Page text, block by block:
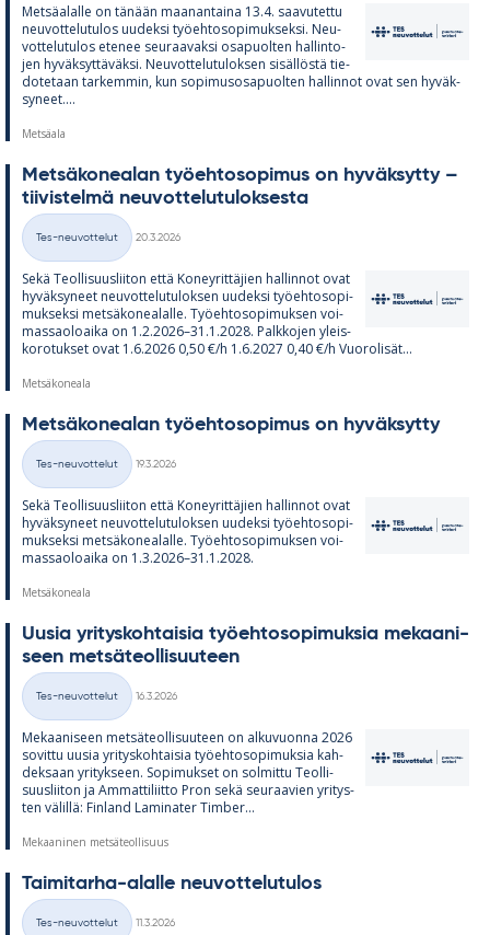
Met­sä­alalle on tä­nään maa­nan­taina 13.4. saa­vu­tettu
neu­vot­te­lu­tu­los uu­deksi työ­eh­to­so­pi­muk­seksi. Neu­
vot­te­lu­tu­los ete­nee seu­raa­vaksi os­a­puol­ten hal­lin­to­
jen hy­väk­syt­tä­väksi. Neu­vot­te­lu­tu­lok­sen si­säl­löstä tie­
do­te­taan tar­kem­min, kun so­pi­mus­os­a­puol­ten hal­lin­not ovat sen hy­väk­
sy­neet....
Metsäala
Met­sä­ko­nea­lan työ­eh­to­so­pi­mus on hy­väk­sytty –
tii­vis­telmä neu­vot­te­lu­tu­lok­sesta
Kategoriat
Tes-neuvottelut
20.3.2026
Sekä Teol­li­suus­lii­ton että Ko­ney­rit­tä­jien hal­lin­not ovat
hy­väk­sy­neet neu­vot­te­lu­tu­lok­sen uu­deksi työ­eh­to­so­pi­
muk­seksi met­sä­ko­nea­lalle. Työ­eh­to­so­pi­muk­sen voi­
mas­sao­loaika on 1.2.2026–31.1.2028. Palk­ko­jen yleis­
ko­ro­tuk­set ovat 1.6.2026 0,50 €/h 1.6.2027 0,40 €/h Vuo­ro­li­sät...
Metsäkoneala
Met­sä­ko­nea­lan työ­eh­to­so­pi­mus on hy­väk­sytty
Kategoriat
Tes-neuvottelut
19.3.2026
Sekä Teol­li­suus­lii­ton että Ko­ney­rit­tä­jien hal­lin­not ovat
hy­väk­sy­neet neu­vot­te­lu­tu­lok­sen uu­deksi työ­eh­to­so­pi­
muk­seksi met­sä­ko­nea­lalle. Työ­eh­to­so­pi­muk­sen voi­
mas­sao­loaika on 1.3.2026–31.1.2028.
Metsäkoneala
Uusia yri­tys­koh­tai­sia työ­eh­to­so­pi­muk­sia me­kaa­ni­
seen met­sä­teol­li­suu­teen
Kategoriat
Tes-neuvottelut
16.3.2026
Me­kaa­ni­seen met­sä­teol­li­suu­teen on al­ku­vuonna 2026
so­vittu uusia yri­tys­koh­tai­sia työ­eh­to­so­pi­muk­sia kah­
dek­saan yri­tyk­seen. So­pi­muk­set on sol­mittu Teol­li­
suus­lii­ton ja Am­mat­ti­liitto Pron sekä seu­raa­vien yri­tys­
ten vä­lillä: Fin­land La­mi­na­ter Tim­ber...
Mekaaninen metsäteollisuus
Tai­mi­tarha-alalle neu­vot­te­lu­tu­los
Tes-neuvottelut
11.3.2026